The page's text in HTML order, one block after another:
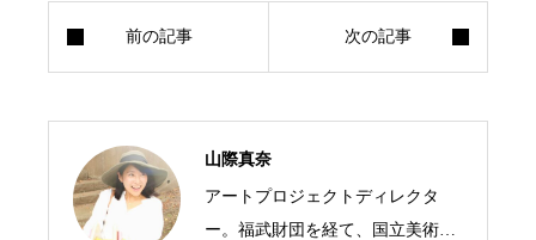
山際真奈
アートプロジェクトディレクタ
ー。福武財団を経て、国立美術館